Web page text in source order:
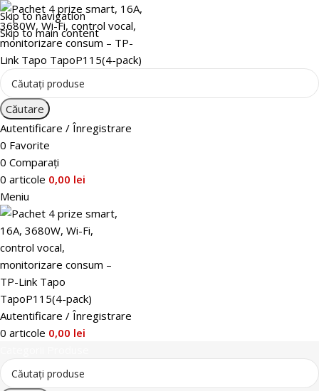
Skip to navigation
Skip to main content
Căutare
Autentificare / Înregistrare
0 Favorite
0 Comparați
0 articole 0,00 lei
Meniu
Autentificare / Înregistrare
0 articole 0,00 lei